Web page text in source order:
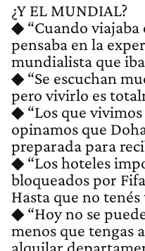
¿Y EL MUNDIAL?
◆ “Cuando viajaba
pensaba en la
mundialista que
◆ “Se escuchan
pero vivirlo es
◆ “Los que
opinamos que
preparada para
◆ “Los hoteles
bloqueados por
Hasta que no
◆ “Hoy no se
menos que tengas